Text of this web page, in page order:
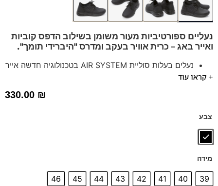
נעליים ספורטיביות מעור משומן בשילוב הדפס קוביות
ואייר באג – כרית אוויר בעקב ומדרס "היברידי תומך".
נעלים בעלות סוליית AIR SYSTEM בטכנולוגיה חדשה אייר
באג בולם זעזועים+ קראו עוד
330.00 ₪
צבע
מידה
39
40
41
42
43
44
45
46